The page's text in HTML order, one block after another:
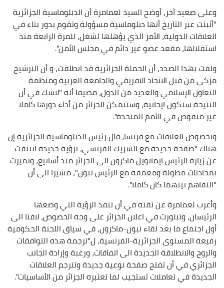
وعلى صعيد آخر، أوضح السيد لعمامرة أن الدبلوماسية الجزائرية
"أثبتت عبر التاريخ أنها دبلوماسية مسؤولة وتقوم بدور بناء في
العلاقات الدولية، الأمر الذي يؤهلها لشغل، للمرة الرابعة منذ
استقلالها، مقعد عضو غير دائم في مجلس الأمن".
ولفت بهذا الصدد، أن الحملة الجزائرية قد انطلقت، و أن الترشيح
مزكى من قبل الاتحاد الافريقي والجامعة العربية ومنظمة
التعاون الإسلامي والعديد من الدول، مضيفا أنه "لاشك في أن
النتيجة ستكون ايجابية، وستتمكن الجزائر من أداء دورها كاملا
غير منقوص في الأمم المتحدة".
وبخصوص العلاقات مع فرنسا، قال رئيس الدبلوماسية الجزائرية إن
هناك "صفحة جديدة مع الشريك الفرنسي، برؤية جديدة انبثقت
عن زيارة الرئيس ايمانويل ماكرون الى الجزائر منذ أسابيع، وتميزت
بمحادثات مطولة ومعمقة مع الرئيس تبون"، مشيرا الى أن
"التفاهم بينهما كان كاملا".
وأعرب لعمامرة عن ثقته في أن تنفذ الرؤية التي وضعها
الرئيسان، وتبلورت في اعلان الجزائر على وجه الخصوص، لافتا الى
أول اجتماع ما بعد لقاء تبون-ماكرون، في سياق اللجنة الحكومية
رفيعة المستوى الجزائرية-الفرنسية، ل"ترجمة هذه التوافقات
والروح والانطلاقة الجديدة الى اتفاقات، ورغبة وإرادة الجانب
الجزائري في أن تفتح صفحة نوعية جديدة وتترجم العلاقات
الجديدة في تعاملات تستجيب لما تعتبره الجزائر من الأساسيات".